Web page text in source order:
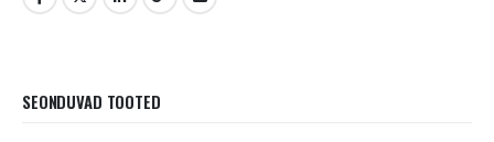
SEONDUVAD TOOTED